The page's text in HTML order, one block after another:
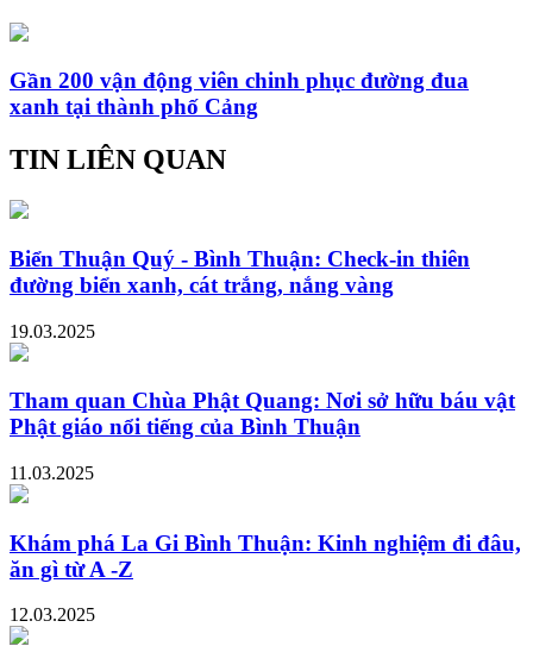
Gần 200 vận động viên chinh phục đường đua
xanh tại thành phố Cảng
TIN LIÊN QUAN
Biển Thuận Quý - Bình Thuận: Check-in thiên
đường biển xanh, cát trắng, nắng vàng
19.03.2025
Tham quan Chùa Phật Quang: Nơi sở hữu báu vật
Phật giáo nổi tiếng của Bình Thuận
11.03.2025
Khám phá La Gi Bình Thuận: Kinh nghiệm đi đâu,
ăn gì từ A -Z
12.03.2025